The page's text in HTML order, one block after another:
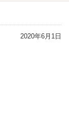
2020年6月1日